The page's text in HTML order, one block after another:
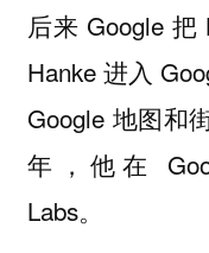
后来 Google 把
Hanke 进入
Google 地图和
年，他在
Labs。